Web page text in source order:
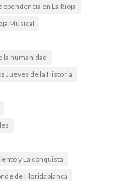
en La Rioja
Musical
la humanidad
Jueves de la Historia
y La conquista
de Floridablanca